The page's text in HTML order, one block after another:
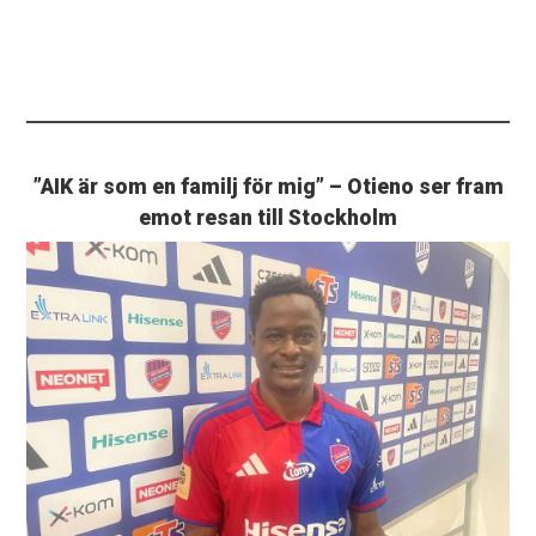
”AIK är som en familj för mig” – Otieno ser fram
emot resan till Stockholm